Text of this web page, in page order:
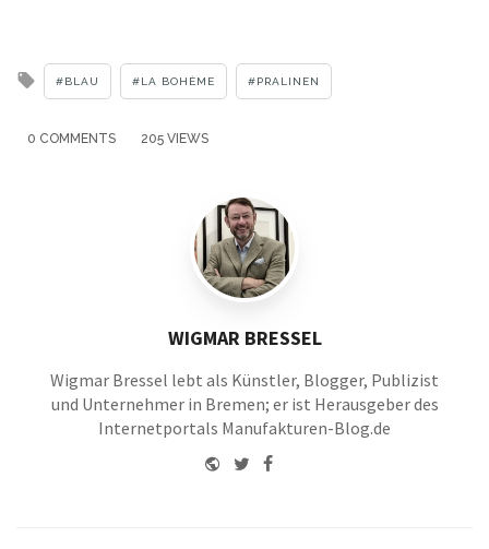
Tagged
BLAU LA BOHÈME PRALINEN
0 COMMENTS 205 VIEWS
WIGMAR BRESSEL
Wigmar Bressel lebt als Künstler, Blogger, Publizist
und Unternehmer in Bremen; er ist Herausgeber des
Internetportals Manufakturen-Blog.de
WebsiteTwitterFacebook